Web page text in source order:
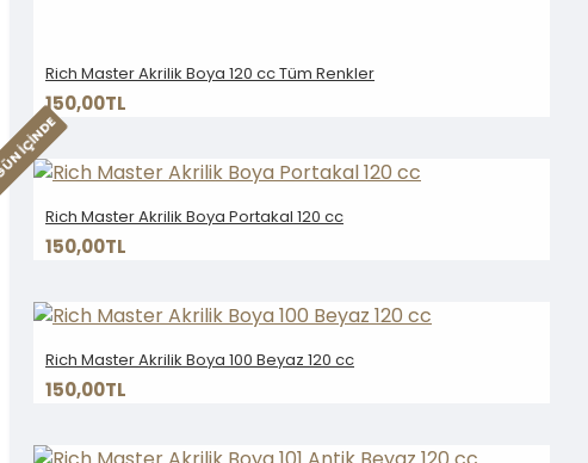
IÇINDE
Rich Master Akrilik Boya 120 cc Tüm Renkler
150,00TL
Rich Master Akrilik Boya Portakal 120 cc
150,00TL
Rich Master Akrilik Boya 100 Beyaz 120 cc
150,00TL